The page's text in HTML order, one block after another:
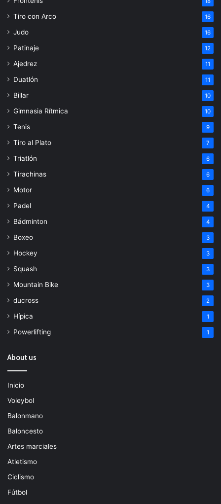
Tiro con Arco 16
Judo 16
Patinaje 12
Ajedrez 11
Duatlón 11
Billar 10
Gimnasia Rítmica 10
Tenis 9
Tiro al Plato 7
Triatlón 6
Tirachinas 6
Motor 6
Padel 4
Bádminton 4
Boxeo 3
Hockey 3
Squash 3
Mountain Bike 3
ducross 2
Hípica 1
Powerlifting 1
About us
Inicio
Voleybol
Balonmano
Baloncesto
Artes marciales
Atletismo
Ciclismo
Fútbol